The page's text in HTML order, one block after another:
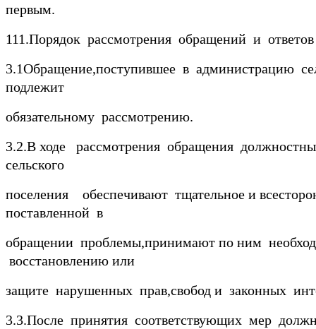
первым.
111.Порядок рассмотрения обращений и
3.1Обращение,поступившее в администрацию
подлежит
обязательному рассмотрению.
3.2.В ходе рассмотрения обращения
сельского
поселения обеспечивают тщательное и
поставленной в
обращении проблемы,принимают по ним
восстановлению или
защите нарушенных прав,свобод и законных
3.3.После принятия соответствующих мер